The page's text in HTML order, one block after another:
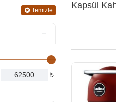
Temizle
₺
Kapsül